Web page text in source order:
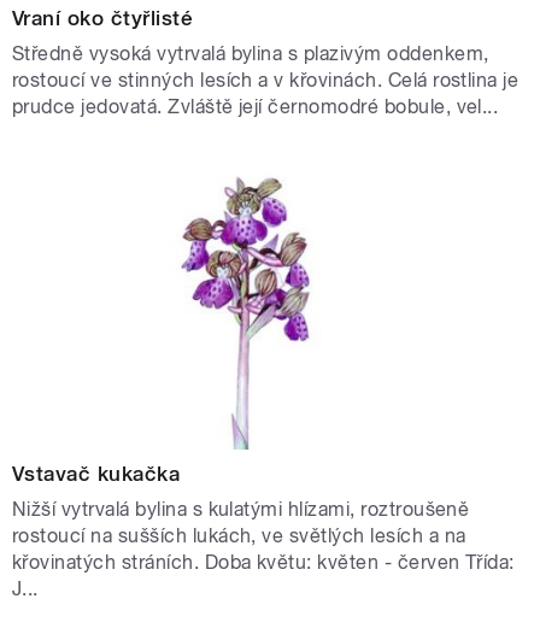
Vraní oko čtyřlisté
Středně vysoká vytrvalá bylina s plazivým oddenkem,
rostoucí ve stinných lesích a v křovinách. Celá rostlina je
prudce jedovatá. Zvláště její černomodré bobule, vel...
Vstavač kukačka
Nižší vytrvalá bylina s kulatými hlízami, roztroušeně
rostoucí na sušších lukách, ve světlých lesích a na
křovinatých stráních. Doba květu: květen - červen Třída:
J...